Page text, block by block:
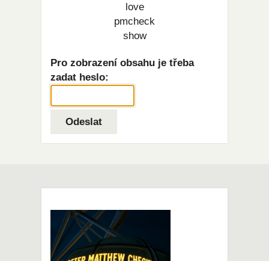
love
pmcheck
show
Pro zobrazení obsahu je třeba
zadat heslo: